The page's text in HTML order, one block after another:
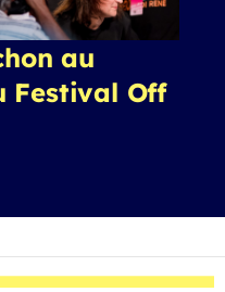
au
Festival Off